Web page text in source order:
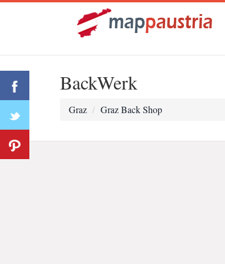
BackWerk
Graz Graz Back Shop